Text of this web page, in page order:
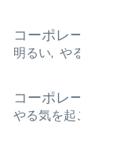
コーポレート コ
明るい, やる気を起
コーポレート コ
やる気を起こさせる